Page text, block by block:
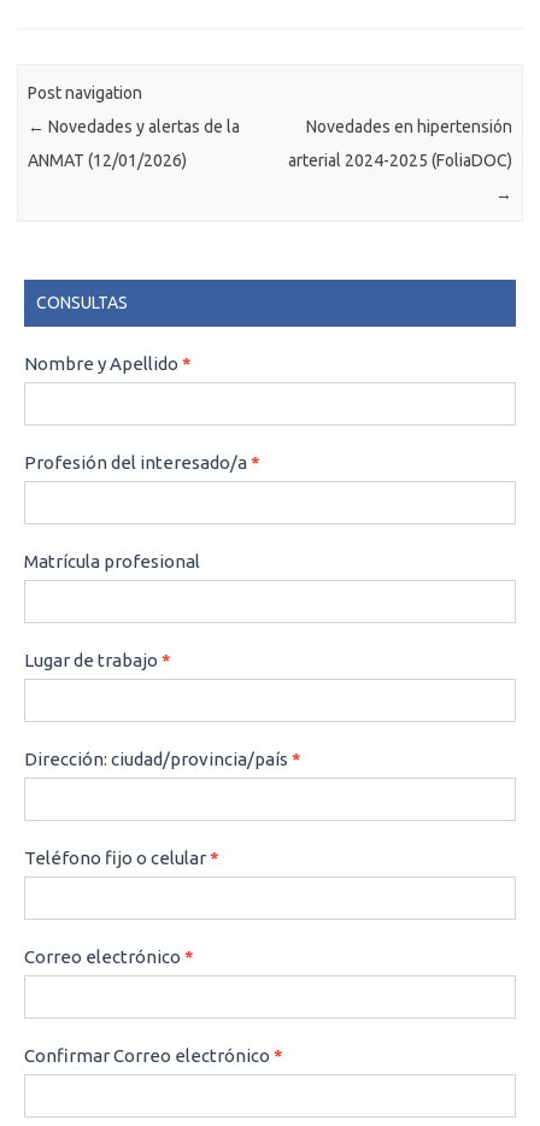
Post navigation
← Novedades y alertas de la
ANMAT (12/01/2026)
Novedades en hipertensión
arterial 2024-2025 (FoliaDOC)
→
CONSULTAS
CONSULTAS
Nombre y Apellido *
Profesión del interesado/a*
Matrícula profesional
Lugar de trabajo *
Dirección: ciudad/provincia/país *
Teléfono fijo o celular*
Correo electrónico *
Confirmar Correo electrónico *